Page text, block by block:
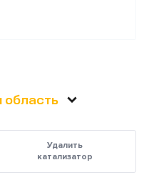
область
Удалить
катализатор